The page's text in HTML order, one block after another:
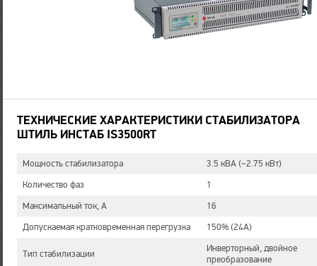
ТЕХНИЧЕСКИЕ ХАРАКТЕРИСТИКИ СТАБИЛИЗАТОРА
ШТИЛЬ ИНСТАБ IS3500RT
Мощность стабилизатора
3.5 кВA (~2.75 кВт)
Количество фаз
1
Максимальный ток, А
16
Допускаемая кратковременная перегрузка
150% (24А)
Тип стабилизации
Инверторный, двойное
преобразование